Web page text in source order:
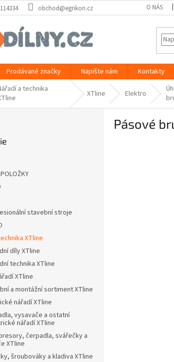
obchod@egrikon.cz O NÁS
Prodávané značky Napište nám Kontakty
a technika
XTline Elektro
stavební stroje
XTline
díly XTline
technika XTline
XTline
a montážní sortiment XTline
nářadí XTline
vysavače a ostatní
nářadí XTline
čerpadla, svářečky a
XTline
šroubováky a kladiva XTline
Pásové